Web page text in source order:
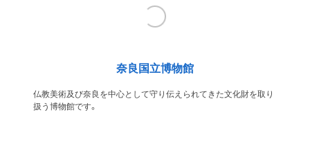
奈良国立博物館
仏教美術及び奈良を中心として守り伝えられてきた文化財を取り
扱う博物館です。